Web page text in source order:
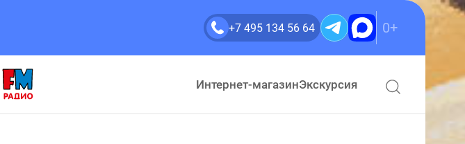
Семафорыча
Железнодорожный Детектив или Приключения Семафорыча
+7 495 134 56 64 0+
Интернет-магазинЭкскурсия